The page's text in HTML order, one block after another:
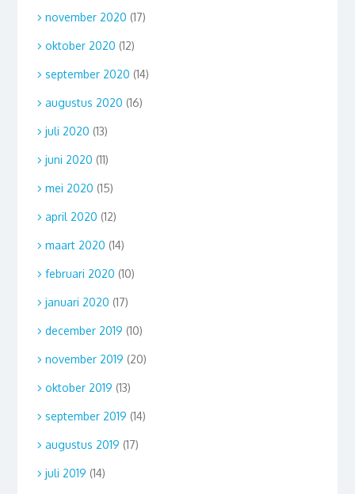
november 2020 (17)
oktober 2020 (12)
september 2020 (14)
augustus 2020 (16)
juli 2020 (13)
juni 2020 (11)
mei 2020 (15)
april 2020 (12)
maart 2020 (14)
februari 2020 (10)
januari 2020 (17)
december 2019 (10)
november 2019 (20)
oktober 2019 (13)
september 2019 (14)
augustus 2019 (17)
juli 2019 (14)